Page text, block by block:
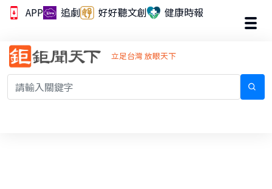
APP 追劇 好好聽文創 健康時報
立足台灣 放眼天下